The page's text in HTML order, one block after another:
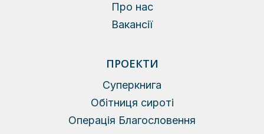
Про нас
Вакансії
ПРОЕКТИ
Суперкнига
Обітниця сироті
Операція Благословення